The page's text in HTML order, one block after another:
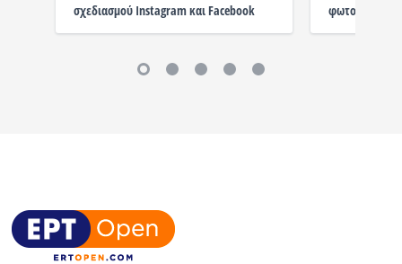
σχεδιασμού Instagram και Facebook
φωτογραφίες